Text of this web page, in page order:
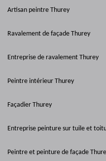
Artisan peintre Thurey
Ravalement de façade Thurey
Entreprise de ravalement Thurey
Peintre intérieur Thurey
Façadier Thurey
Entreprise peinture sur tuile et
Peintre et peinture de façade